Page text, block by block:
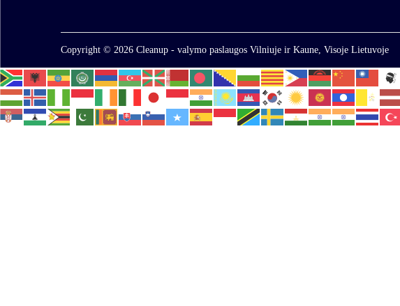
Copyright © 2026 Cleanup - valymo paslaugos Vilniuje ir Kaune, Visoje Lietuvoje